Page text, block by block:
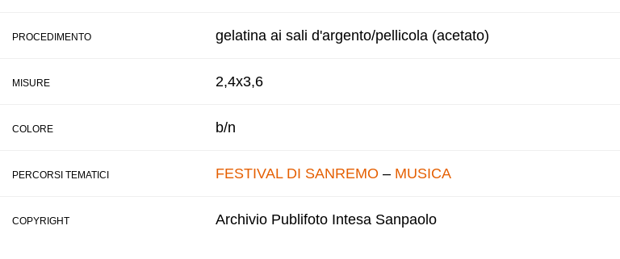
PROCEDIMENTO gelatina ai sali d'argento/pellicola (acetato)
MISURE 2,4x3,6
COLORE b/n
PERCORSI TEMATICI FESTIVAL DI SANREMO – MUSICA
COPYRIGHT Archivio Publifoto Intesa Sanpaolo